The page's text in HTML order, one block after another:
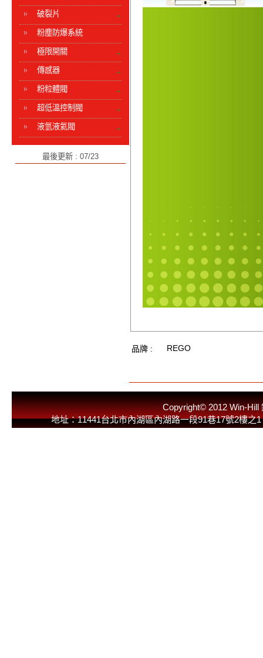
破裂片
粉塵防爆系統
極限開關
傳感器
粉粒體閥
超低溫控制閥
液氫液氦閥
最後更新 : 07/23
品牌 : REGO
Copyright© 2012 Win-
地址：11441台北市內湖區內湖路一段91巷17號2樓